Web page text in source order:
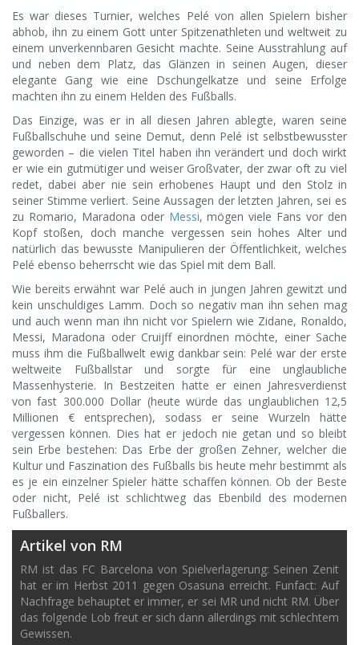
Es war dieses Turnier, welches Pelé von allen Spielern bisher
abhob, ihn zu einem Gott unter Spitzenathleten und weltweit zu
einem unverkennbaren Gesicht machte. Seine Ausstrahlung auf
und neben dem Platz, das Glänzen in seinen Augen, dieser
elegante Gang wie eine Dschungelkatze und seine Erfolge
machten ihn zu einem Helden des Fußballs.
Das Einzige, was er in all diesen Jahren ablegte, waren seine
Fußballschuhe und seine Demut, denn Pelé ist selbstbewusster
geworden – die vielen Titel haben ihn verändert und doch wirkt
er wie ein gutmütiger und weiser Großvater, der zwar oft zu viel
redet, dabei aber nie sein erhobenes Haupt und den Stolz in
seiner Stimme verliert. Seine Aussagen der letzten Jahren, sei es
zu Romario, Maradona oder Messi, mögen viele Fans vor den
Kopf stoßen, doch manche vergessen sein hohes Alter und
natürlich das bewusste Manipulieren der Öffentlichkeit, welches
Pelé ebenso beherrscht wie das Spiel mit dem Ball.
Wie bereits erwähnt war Pelé auch in jungen Jahren gewitzt und
kein unschuldiges Lamm. Doch so negativ man ihn sehen mag
und auch wenn man ihn nicht vor Spielern wie Zidane, Ronaldo,
Messi, Maradona oder Cruijff einordnen möchte, einer Sache
muss ihm die Fußballwelt ewig dankbar sein: Pelé war der erste
weltweite Fußballstar und sorgte für eine unglaubliche
Massenhysterie. In Bestzeiten hatte er einen Jahresverdienst
von fast 300.000 Dollar (heute würde das unglaublichen 12,5
Millionen € entsprechen), sodass er seine Wurzeln hätte
vergessen können. Dies hat er jedoch nie getan und so bleibt
sein Erbe bestehen: Das Erbe der großen Zehner, welcher die
Kultur und Faszination des Fußballs bis heute mehr bestimmt als
es je ein einzelner Spieler hätte schaffen können. Ob der Beste
oder nicht, Pelé ist schlichtweg das Ebenbild des modernen
Fußballers.
Artikel von RM
RM ist das FC Barcelona von Spielverlagerung: Seinen Zenit
hat er im Herbst 2011 gegen Osasuna erreicht. Funfact: Auf
Nachfrage behauptet er immer, er sei MR und nicht RM. Über
das folgende Lob freut er sich dann allerdings mit schlechtem
Gewissen.